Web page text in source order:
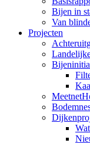
Bijen in
Van
Projecten